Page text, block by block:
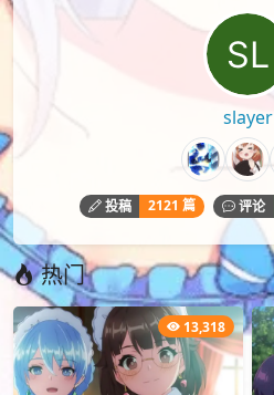
slayer
投稿 2121 篇 评论
热门
13,318